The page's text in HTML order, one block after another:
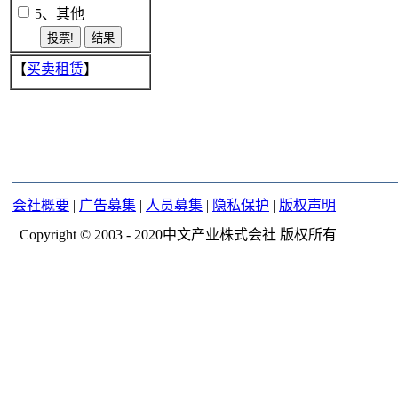
5、其他
【买卖租赁】
会社概要 | 广告募集 | 人员募集 | 隐私保护 | 版权声明
Copyright © 2003 - 2020中文产业株式会社 版权所有